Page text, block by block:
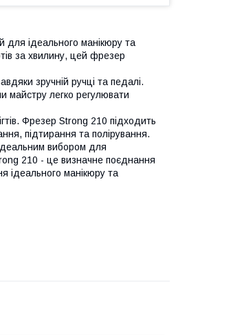
для ідеального манікюру та
за хвилину, цей фрезер
зручній ручці та педалі.
майстру легко регулювати
Фрезер Strong 210 підходить
підтирання та полірування.
вибором для
210 - це визначне поєднання
ідеального манікюру та